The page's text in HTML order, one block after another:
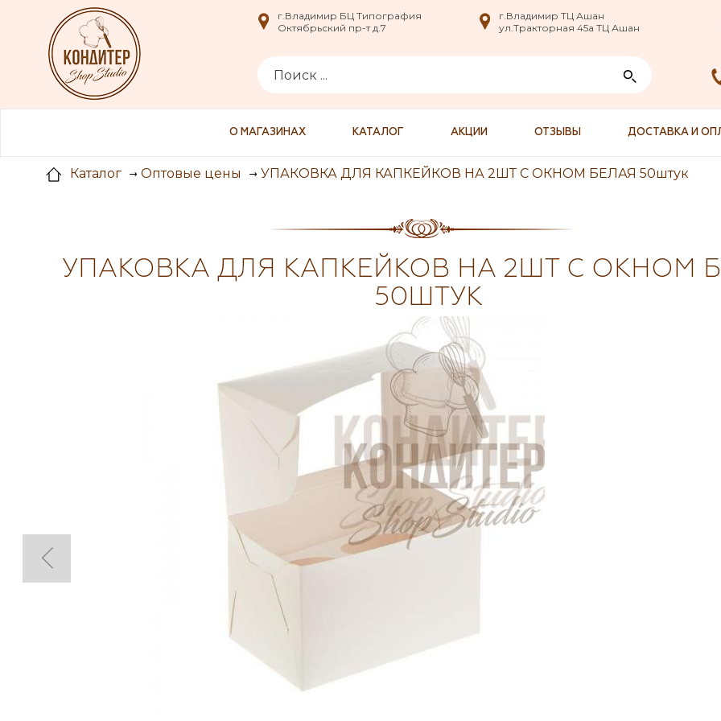
info@XXX.ru
г.Владимир БЦ Типография
Октябрьский пр-т д.7
г.Владимир ТЦ Ашан
ул.Тракторная 45а ТЦ Ашан
г.Владимир БЦ Типография
Октябрьский пр-т д.7
г.Владимир ТЦ Ашан
ул.Тракторная 45а ТЦ Ашан
О МАГАЗИНАХ КАТАЛОГ АКЦИИ ОТЗЫВЫ ДОСТАВКА И
Каталог Оптовые цены УПАКОВКА ДЛЯ КАПКЕЙКОВ НА 2ШТ С ОКНОМ БЕЛАЯ 50штук
УПАКОВКА ДЛЯ КАПКЕЙКОВ НА 2ШТ С ОКНОМ
50ШТУК